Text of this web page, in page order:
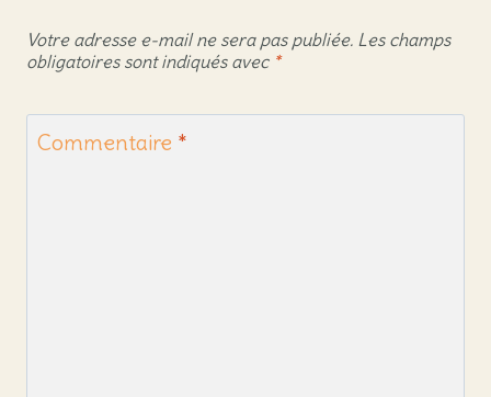
Votre adresse e-mail ne sera pas publiée. Les champs
obligatoires sont indiqués avec *
Commentaire *